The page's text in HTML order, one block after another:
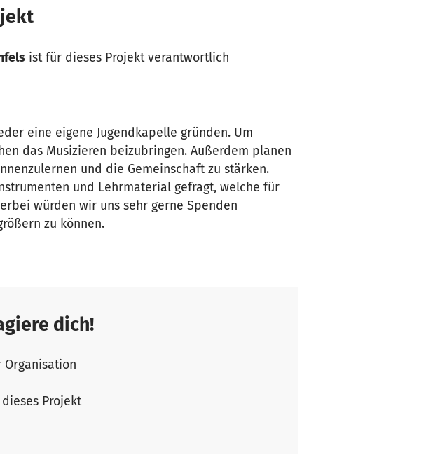
ist für dieses Projekt verantwortlich
eine eigene Jugendkapelle gründen. Um
das Musizieren beizubringen. Außerdem planen
und die Gemeinschaft zu stärken.
und Lehrmaterial gefragt, welche für
würden wir uns sehr gerne Spenden
zu können.
dich!
Projekt